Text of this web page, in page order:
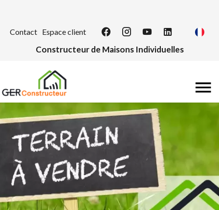
Contact Espace client
Constructeur de Maisons Individuelles